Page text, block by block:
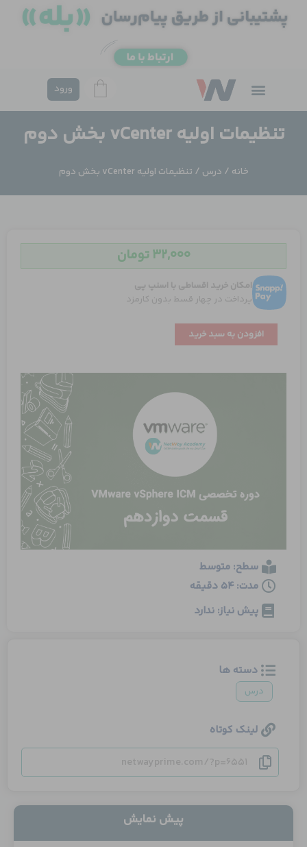
ورود
تنظیمات اولیه vCenter بخش دوم
خانه / درس / تنظیمات اولیه vCenter بخش دوم
پیش نمایش
۳۲,۰۰۰تومان
امکان خرید اقساطی با اسنپ پی
پرداخت در چهار قسط بدون کارمزد
تنظیمات
اولیه
بخش
افزودن به سبد خرید
سطح: متوسط
مدت: 54 دقیقه
پیش نیاز: ندارد
دسته ها
درس
لینک کوتاه
netwayprime.com/?p=6551